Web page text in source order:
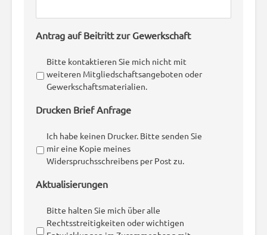
Antrag auf Beitritt zur Gewerkschaft
Bitte kontaktieren Sie mich nicht mit
weiteren Mitgliedschaftsangeboten oder
Gewerkschaftsmaterialien.
Drucken Brief Anfrage
Ich habe keinen Drucker. Bitte senden Sie
mir eine Kopie meines
Widerspruchsschreibens per Post zu.
Aktualisierungen
Bitte halten Sie mich über alle
Rechtsstreitigkeiten oder wichtigen